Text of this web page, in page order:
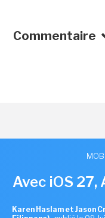
Commentaire
Avec iOS
Karen Haslam et Jason